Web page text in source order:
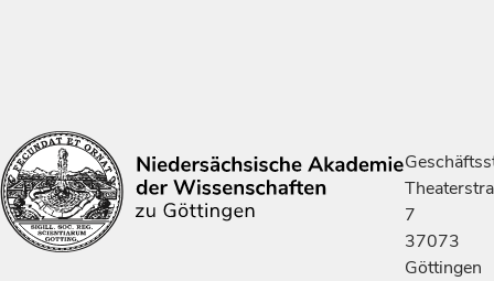
7
37073
Göttingen